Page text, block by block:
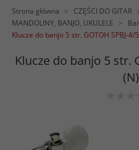
Strona główna
CZĘŚCI DO GITAR
MANDOLINY, BANJO, UKULELE
Klucze do banjo 5 str. GOTOH SPBJ-4/
Klucze do banjo 5 str.
(N)